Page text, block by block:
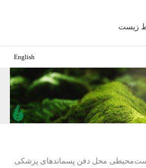
زیست
English
محل دفن پسماندهای پزشکی
درباره ما
پروژه‌های
تماس با ما